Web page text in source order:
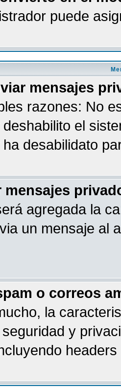
puede
mensajes
razones: No
el
desabilidato
mensajes
agregada la
un mensaje al
o correos
la
y